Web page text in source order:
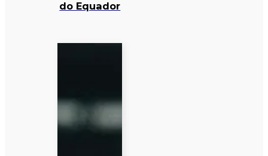
do Equador